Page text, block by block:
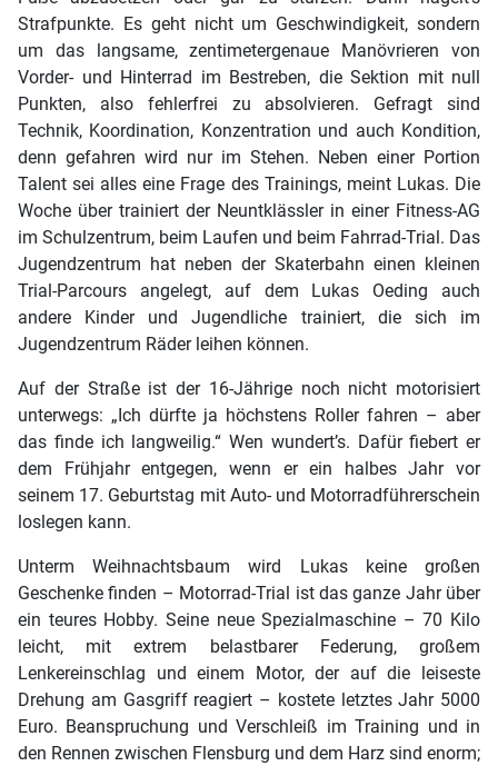
Strafpunkte. Es geht nicht um Geschwindigkeit, sondern
um das langsame, zentimetergenaue Manövrieren von
Vorder- und Hinterrad im Bestreben, die Sektion mit null
Punkten, also fehlerfrei zu absolvieren. Gefragt sind
Technik, Koordination, Konzentration und auch Kondition,
denn gefahren wird nur im Stehen. Neben einer Portion
Talent sei alles eine Frage des Trainings, meint Lukas. Die
Woche über trainiert der Neuntklässler in einer Fitness-AG
im Schulzentrum, beim Laufen und beim Fahrrad-Trial. Das
Jugendzentrum hat neben der Skaterbahn einen kleinen
Trial-Parcours angelegt, auf dem Lukas Oeding auch
andere Kinder und Jugendliche trainiert, die sich im
Jugendzentrum Räder leihen können.
Auf der Straße ist der 16-Jährige noch nicht motorisiert
unterwegs: „Ich dürfte ja höchstens Roller fahren – aber
das finde ich langweilig.“ Wen wundert’s. Dafür fiebert er
dem Frühjahr entgegen, wenn er ein halbes Jahr vor
seinem 17. Geburtstag mit Auto- und Motorradführerschein
loslegen kann.
Unterm Weihnachtsbaum wird Lukas keine großen
Geschenke finden – Motorrad-Trial ist das ganze Jahr über
ein teures Hobby. Seine neue Spezialmaschine – 70 Kilo
leicht, mit extrem belastbarer Federung, großem
Lenkereinschlag und einem Motor, der auf die leiseste
Drehung am Gasgriff reagiert – kostete letztes Jahr 5000
Euro. Beanspruchung und Verschleiß im Training und in
den Rennen zwischen Flensburg und dem Harz sind enorm;